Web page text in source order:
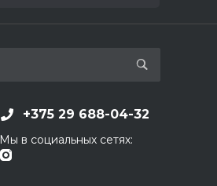
+375 29 688-04-32
Мы в социальных сетях: